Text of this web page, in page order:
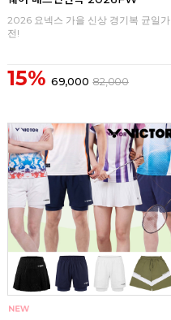
2026 요넥스 가을 신상 경기복 균일가
전!
15% 69,000 82,000